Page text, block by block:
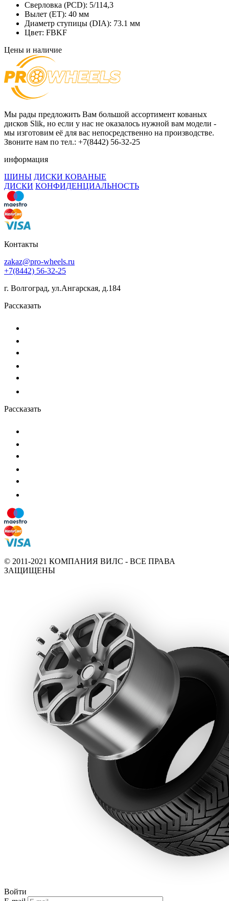
Сверловка (PCD): 5/114,3
Вылет (ET): 40 мм
Диаметр ступицы (DIA): 73.1 мм
Цвет: FBKF
Цены и наличие
Мы рады предложить Вам большой ассортимент кованых
дисков Slik, но если у нас не оказалось нужной вам модели -
мы изготовим её для вас непосредственно на производстве.
Звоните нам по тел.: +7(8442) 56-32-25
информация
ШИНЫ ДИСКИ КОВАНЫЕ
ДИСКИ КОНФИДЕНЦИАЛЬНОСТЬ
Контакты
zakaz@pro-wheels.ru
+7(8442) 56-32-25
г. Волгоград, ул.Ангарская, д.184
Рассказать
Рассказать
© 2011-2021 КОМПАНИЯ ВИЛС - ВСЕ ПРАВА
ЗАЩИЩЕНЫ
Войти